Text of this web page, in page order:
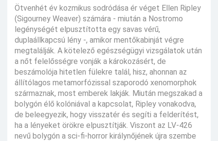
Ötvenhét év kozmikus sodródása ér véget Ellen Ripley
(Sigourney Weaver) számára - miután a Nostromo
legénységét elpusztította egy savas vérű,
duplaállkapcsú lény -, amikor mentőkabinját végre
megtalálják. A kötelező egészségügyi vizsgálatok után
a nőt felelősségre vonják a károkozásért, de
beszámolója hitetlen fülekre talál, hisz, ahonnan az
állítólagos metamorfózissal szaporodó xenomorphok
származnak, most emberek lakják. Miután megszakad a
bolygón élő kolóniával a kapcsolat, Ripley vonakodva,
de beleegyezik, hogy visszatér és segíti a felderítést,
ha a lényeket örökre elpusztítják. Viszont az LV-426
nevű bolygón a sci-fi-horror királynőjének újra szembe